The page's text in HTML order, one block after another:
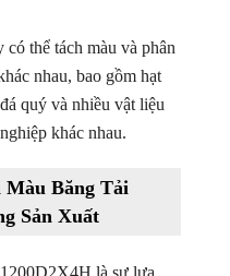
có thể tách màu và phân
nhau, bao gồm hạt
quý và nhiều vật liệu
khác nhau.
Màu Băng Tải
Sản Xuất